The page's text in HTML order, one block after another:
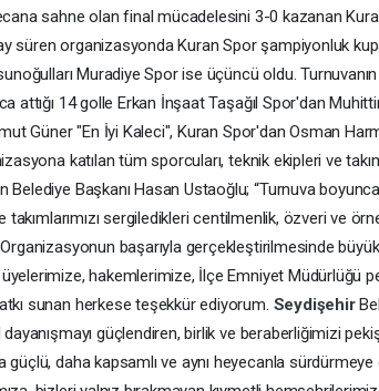
sahne olan final mücadelesini 3-0 kazanan
süren organizasyonda Kuran Spor şampiyonluk
Muradiye Spor ise üçüncü oldu.
attığı 14 golle Erkan İnşaat Taşağıl Spor'dan
Güner "En İyi Kaleci", Kuran Spor'dan Osman
katılan tüm sporcuları, teknik ekipleri ve
Başkanı Hasan Ustaoğlu; “Turnuva
sergiledikleri centilmenlik, özveri ve
başarıyla gerçekleştirilmesinde
hakemlerimize, İlçe Emniyet Müdürlüğü
sunan herkese teşekkür ediyorum. Seydişehir
güçlendiren, birlik ve beraberliğimizi
daha kapsamlı ve aynı heyecanla sürdürmeye